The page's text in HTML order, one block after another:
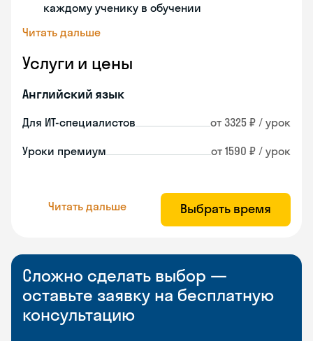
каждому ученику в обучении
Читать дальше
Услуги и цены
Английский язык
Для ИТ-специалистов от 3325 ₽ / урок
Уроки премиум от 1590 ₽ / урок
Читать дальше Выбрать время
Сложно сделать выбор —
оставьте заявку на бесплатную
консультацию